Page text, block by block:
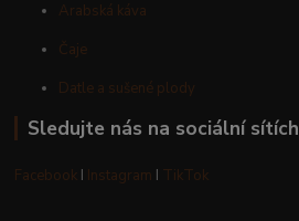
Arabská káva
Čaje
Datle a sušené plody
Sledujte nás na sociální sítích
Facebook I Instagram I TikTok